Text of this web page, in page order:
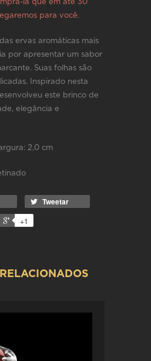
la que em até 30
para você.
ervas aromáticas mais
por apresentar um sabor
Suas folhas são
Inspirado nesta
este brinco de
elegância e
2,0 cm
Tweetar
+1